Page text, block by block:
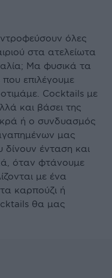
όλες
στα ατελείωτα
Μα φυσικά τα
επιλέγουμε
Cocktails με
και βάσει της
ή ο συνδυασμός
μας
ένταση και
όταν φτάνουμε
με ένα
καρπούζι ή
θα μας